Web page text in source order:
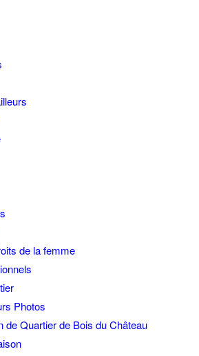
de la femme
Photos
de Quartier de Bois du Château